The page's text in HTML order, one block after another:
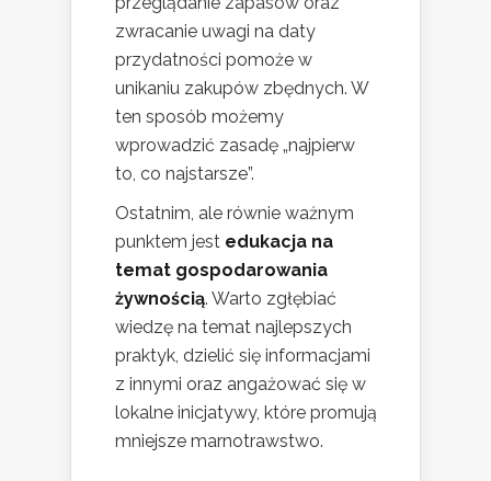
zwracanie uwagi na daty
przydatności pomoże w
unikaniu zakupów zbędnych. W
ten sposób możemy
wprowadzić zasadę „najpierw
to, co najstarsze”.
Ostatnim, ale równie ważnym
punktem jest edukacja na
temat gospodarowania
żywnością. Warto zgłębiać
wiedzę na temat najlepszych
praktyk, dzielić się informacjami
z innymi oraz angażować się w
lokalne inicjatywy, które promują
mniejsze marnotrawstwo.